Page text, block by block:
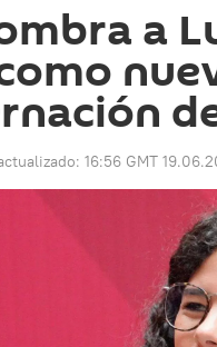
a
16:56 GMT